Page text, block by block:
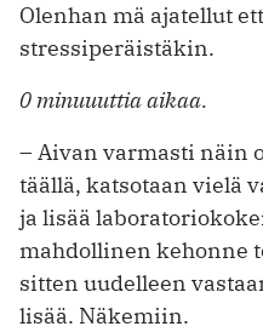
Olenhan mä ajatellut
stressiperäistäkin.
0 minuuuttia aikaa.
– Aivan varmasti näin
täällä, katsotaan vielä
ja lisää
mahdollinen kehonne
sitten uudelleen
lisää. Näkemiin.